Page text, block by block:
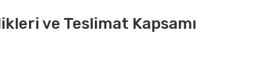
ve Teslimat Kapsamı